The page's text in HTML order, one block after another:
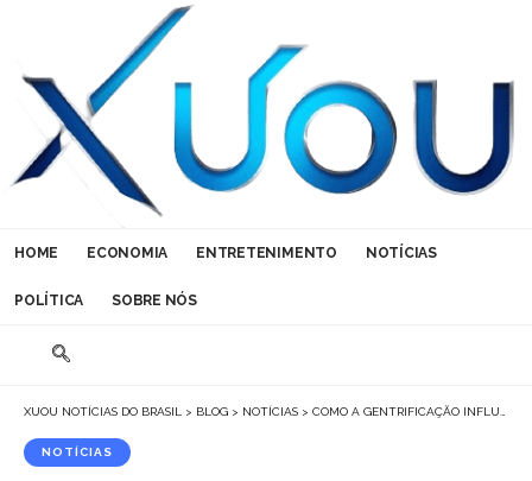
HOME ECONOMIA ENTRETENIMENTO NOTÍCIAS
POLÍTICA SOBRE NÓS
XUOU NOTÍCIAS DO BRASIL > BLOG > NOTÍCIAS > COMO A GENTRIFICAÇÃO INFLUENCIA O MERCADO IMOBILIÁRIO
NOTÍCIAS